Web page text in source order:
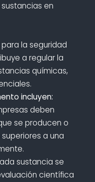
en
para la seguridad
a regular la
químicas,
incluyen:
deben
se producen o
a una
sustancia se
científica